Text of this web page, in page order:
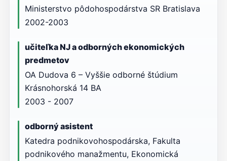
Ministerstvo pôdohospodárstva SR Bratislava
2002-2003
učiteľka NJ a odborných ekonomických
predmetov
OA Dudova 6 – Vyššie odborné štúdium
Krásnohorská 14 BA
2003 - 2007
odborný asistent
Katedra podnikovohospodárska, Fakulta
podnikového manažmentu, Ekonomická